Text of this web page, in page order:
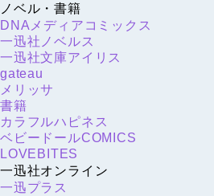
ノベル・書籍
DNAメディアコミックス
一迅社ノベルス
一迅社文庫アイリス
gateau
メリッサ
書籍
カラフルハピネス
ベビードールCOMICS
LOVEBITES
一迅社オンライン
一迅プラス